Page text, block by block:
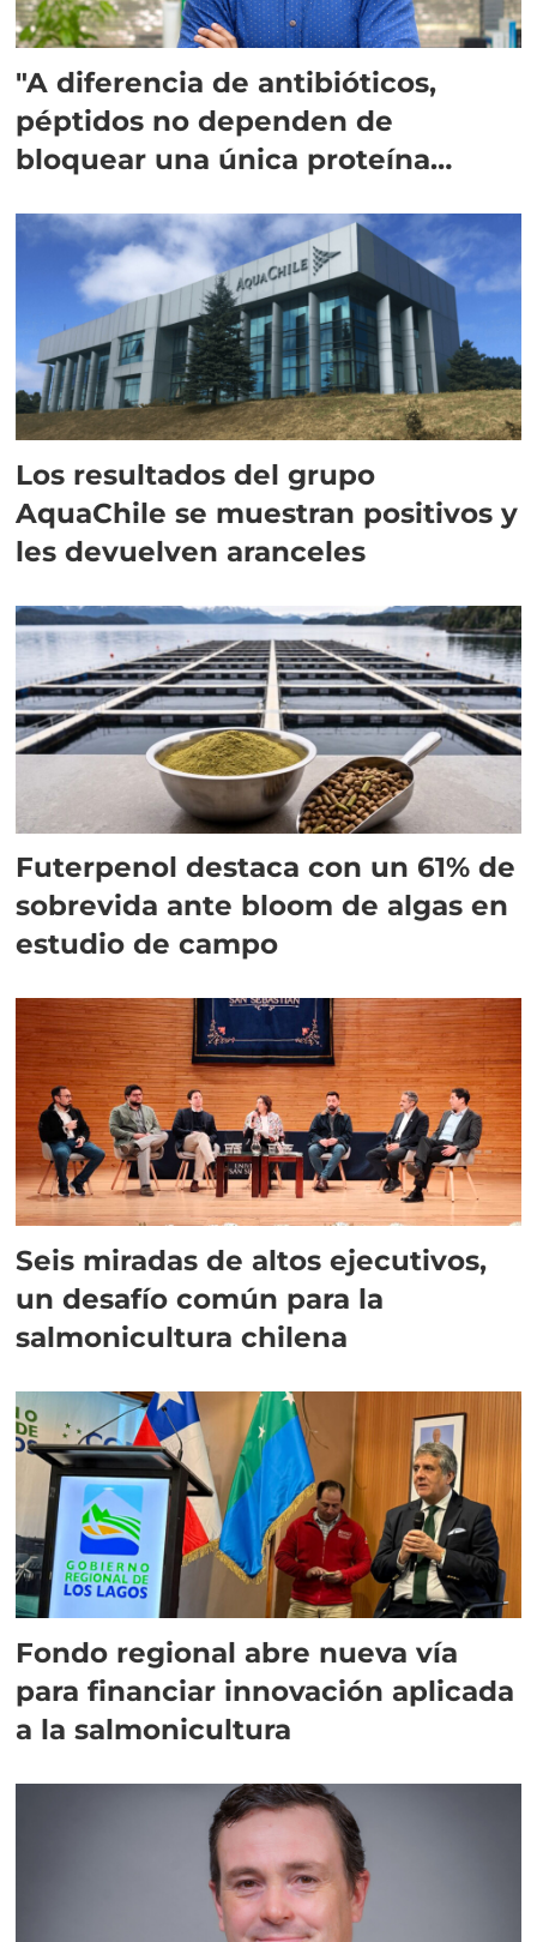
"A diferencia de antibióticos,
péptidos no dependen de
bloquear una única proteína
Los resultados del grupo
AquaChile se muestran positivos y
les devuelven aranceles
Futerpenol destaca con un 61% de
sobrevida ante bloom de algas en
estudio de campo
Seis miradas de altos ejecutivos,
un desafío común para la
salmonicultura chilena
Fondo regional abre nueva vía
para financiar innovación aplicada
a la salmonicultura